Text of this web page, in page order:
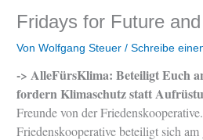
Fridays for Future
VonWolfgang Steuer/Schreibe
-> AlleFürsKlima: Beteiligt Euch
fordern Klimaschutz statt
Freunde von der
Friedenskooperative beteiligt sich